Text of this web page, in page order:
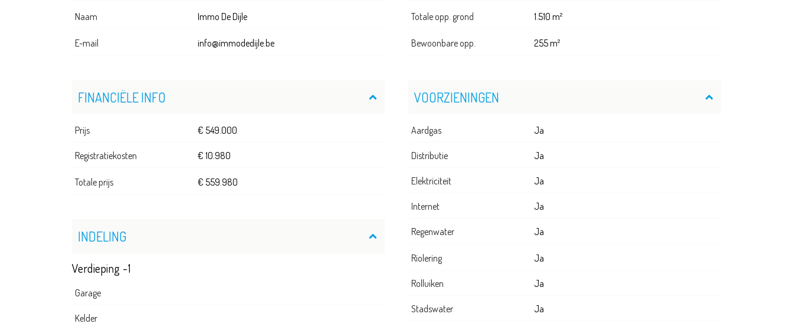
Naam Immo De Dijle
E-mail info@immodedijle.be
FINANCIËLE INFO
Prijs € 549.000
Registratiekosten € 10.980
Totale prijs € 559.980
INDELING
Verdieping -1
Garage
Kelder
Totale opp. grond 1.510 m²
Bewoonbare opp. 255 m²
VOORZIENINGEN
Aardgas Ja
Distributie Ja
Elektriciteit Ja
Internet Ja
Regenwater Ja
Riolering Ja
Rolluiken Ja
Stadswater Ja